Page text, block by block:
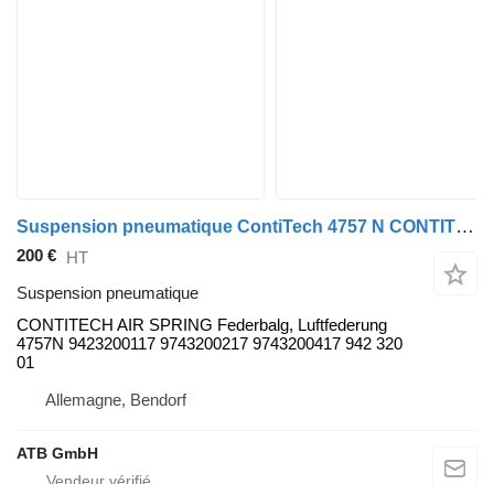
Suspension pneumatique ContiTech 4757 N CONTITECH pour camion Mercedes-Benz Atego
200 € HT
Suspension pneumatique
CONTITECH AIR SPRING Federbalg, Luftfederung
4757N 9423200117 9743200217 9743200417 942 320
01
Allemagne, Bendorf
ATB GmbH